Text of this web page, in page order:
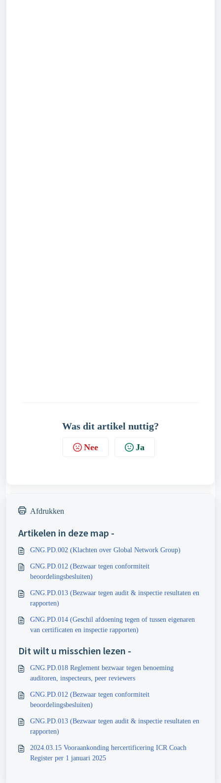
Was dit artikel nuttig?
Nee Ja
Afdrukken
Artikelen in deze map -
GNG.PD.002 (Klachten over Global Network Group)
GNG.PD.012 (Bezwaar tegen conformiteit
beoordelingsbesluiten)
GNG.PD.013 (Bezwaar tegen audit & inspectie resultaten en
rapporten)
GNG.PD.014 (Geschil afdoening tegen of tussen eigenaren
van certificaten en inspectie rapporten)
Dit wilt u misschien lezen -
GNG.PD.018 Reglement bezwaar tegen benoeming
auditoren, inspecteurs, peer reviewers
GNG.PD.012 (Bezwaar tegen conformiteit
beoordelingsbesluiten)
GNG.PD.013 (Bezwaar tegen audit & inspectie resultaten en
rapporten)
2024.03.15 Vooraankonding hercertificering ICR Coach
Register per 1 januari 2025